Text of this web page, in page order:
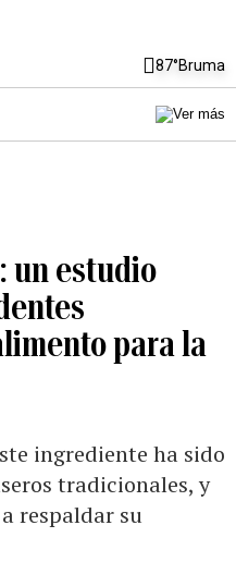
87°Bruma
un estudio
para la
ingrediente ha sido
tradicionales, y
respaldar su